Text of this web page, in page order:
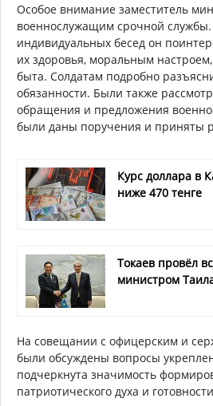
Особое внимание заместитель
военнослужащим срочной службы.
индивидуальных бесед он
их здоровья, моральным
быта. Солдатам подробно
обязанности. Были также
обращения и предложения
были даны поручения и приняты
Курс доллара в
ниже 470 тенге
Токаев провёл
министром
На совещании с офицерским и
были обсуждены вопросы
подчеркнута значимость
патриотического духа и